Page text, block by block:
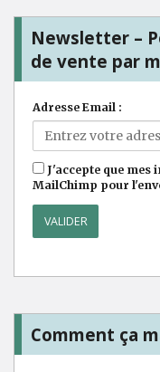
Newsletter –
de vente par
Adresse Email :
J'accepte que
MailChimp pour
Comment ça